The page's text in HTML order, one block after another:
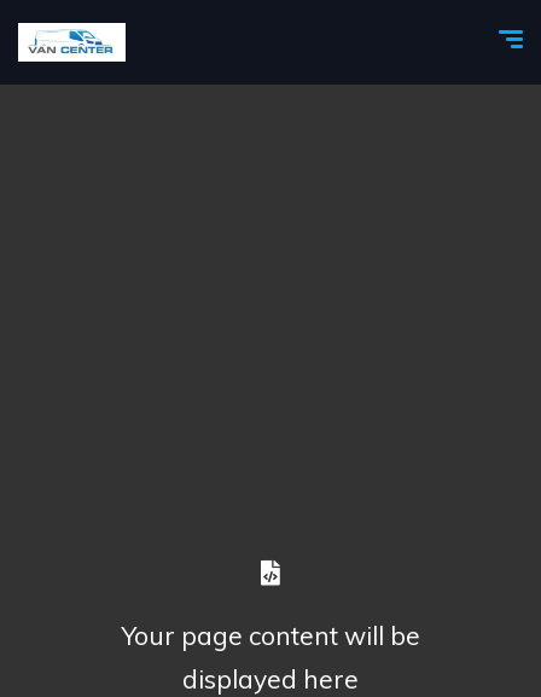
Your page content will be
displayed here